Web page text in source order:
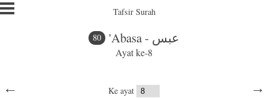
Tafsir Surah
80 'Abasa - عبس
Ayat ke-8
← →
Ke ayat